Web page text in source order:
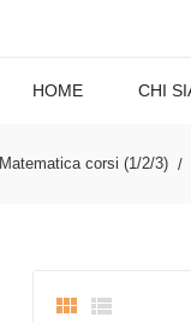
HOME CHI
Matematica corsi (1/2/3)
 